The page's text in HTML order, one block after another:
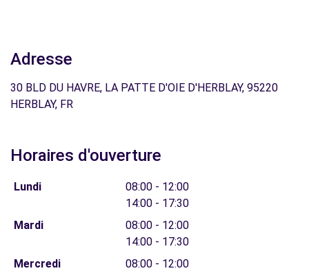
Adresse
30 BLD DU HAVRE, LA PATTE D'OIE D'HERBLAY, 95220
HERBLAY, FR
Horaires d'ouverture
Lundi
08:00 - 12:00
14:00 - 17:30
Mardi
08:00 - 12:00
14:00 - 17:30
Mercredi
08:00 - 12:00